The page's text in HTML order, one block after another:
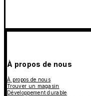
À propos de nous
À propos de nous
Trouver un magasin
Développement durable